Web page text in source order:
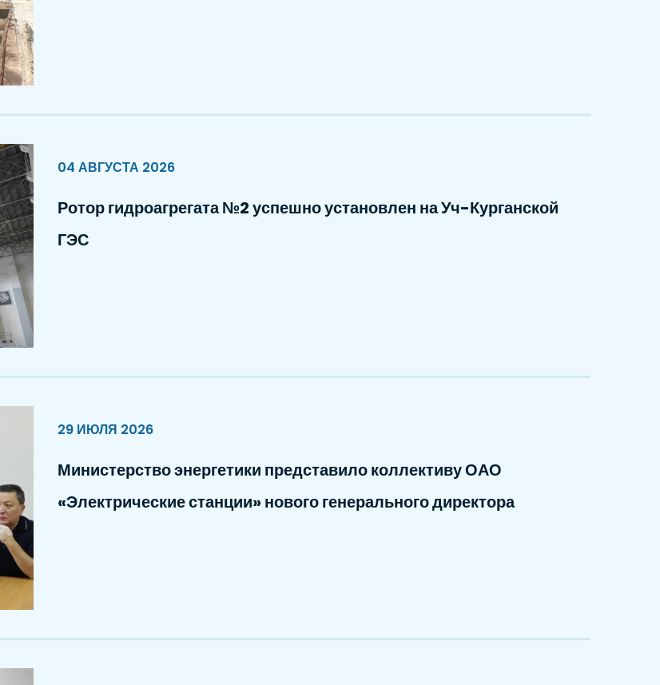
04 АВГУСТА 2026
Ротор гидроагрегата №2 успешно установлен на Уч-Курганской
ГЭС
29 ИЮЛЯ 2026
Министерство энергетики представило коллективу ОАО
«Электрические станции» нового генерального директора